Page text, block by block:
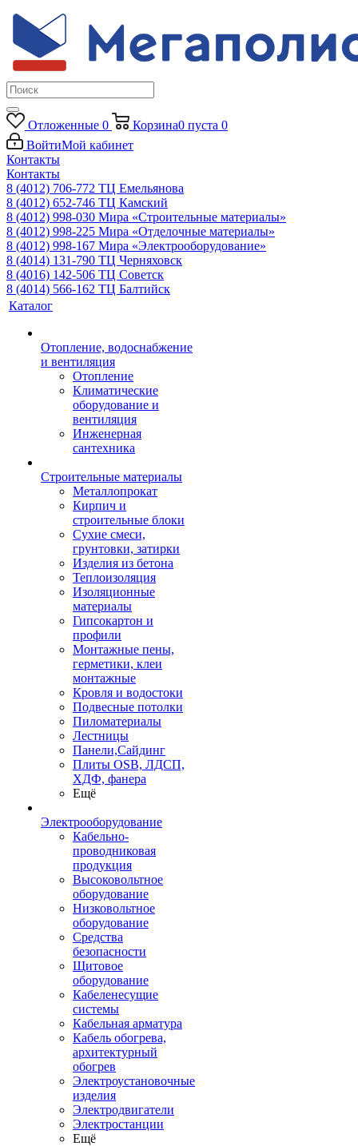
Отложенные 0 Корзина0 пуста 0
ВойтиМой кабинет
Контакты
Контакты
8 (4012) 706-772 ТЦ Емельянова
8 (4012) 652-746 ТЦ Камский
8 (4012) 998-030 Мира «Строительные материалы»
8 (4012) 998-225 Мира «Отделочные материалы»
8 (4012) 998-167 Мира «Электрооборудование»
8 (4014) 131-790 ТЦ Черняховск
8 (4016) 142-506 ТЦ Советск
8 (4014) 566-162 ТЦ Балтийск
Каталог
Отопление, водоснабжение
и вентиляция
Отопление
Климатические
оборудование и
вентиляция
Инженерная
сантехника
Строительные материалы
Металлопрокат
Кирпич и
строительные блоки
Сухие смеси,
грунтовки, затирки
Изделия из бетона
Теплоизоляция
Изоляционные
материалы
Гипсокартон и
профили
Монтажные пены,
герметики, клеи
монтажные
Кровля и водостоки
Подвесные потолки
Пиломатериалы
Лестницы
Панели,Сайдинг
Плиты OSB, ЛДСП,
ХДФ, фанера
Ещё
Электрооборудование
Кабельно-
проводниковая
продукция
Высоковольтное
оборудование
Низковольтное
оборудование
Средства
безопасности
Щитовое
оборудование
Кабеленесущие
системы
Кабельная арматура
Кабель обогрева,
архитектурный
обогрев
Электроустановочные
изделия
Электродвигатели
Электростанции
Ещё